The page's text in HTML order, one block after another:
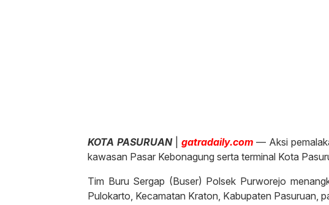
KOTA PASURUAN| gatradaily.com — Aksi
kawasan Pasar Kebonagung serta terminal Kota
Tim Buru Sergap (Buser) Polsek Purworejo
Pulokarto, Kecamatan Kraton, Kabupaten Pasuruan,